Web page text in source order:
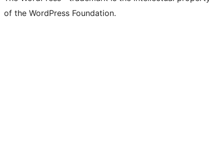
of the WordPress Foundation.